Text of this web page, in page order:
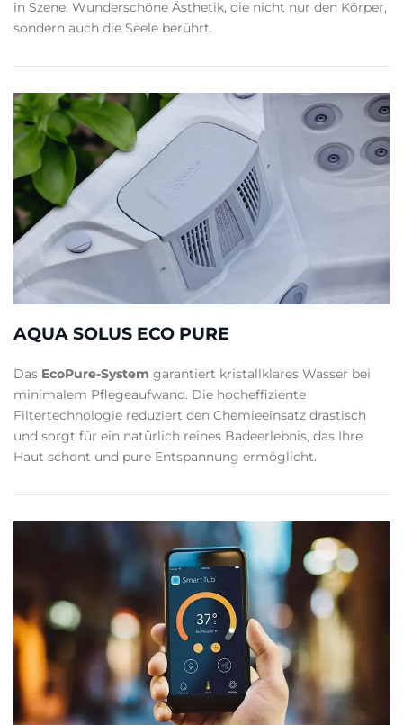
in Szene. Wunderschöne Ästhetik, die nicht nur den Körper,
sondern auch die Seele berührt.
AQUA SOLUS ECO PURE
Das EcoPure-System garantiert kristallklares Wasser bei
minimalem Pflegeaufwand. Die hocheffiziente
Filtertechnologie reduziert den Chemieeinsatz drastisch
und sorgt für ein natürlich reines Badeerlebnis, das Ihre
Haut schont und pure Entspannung ermöglicht.